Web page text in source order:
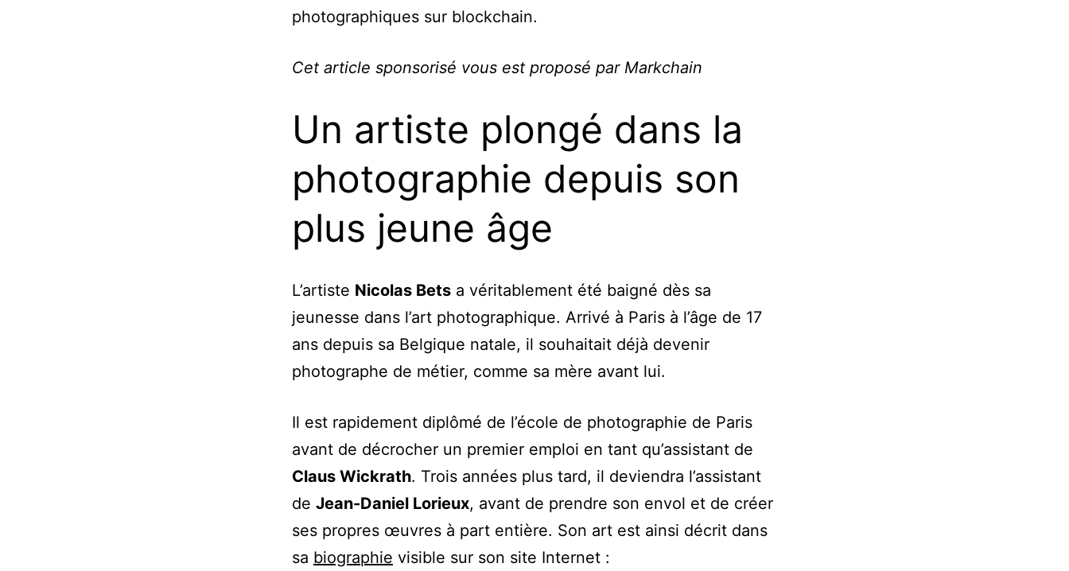
photographiques sur blockchain.
Cet article sponsorisé vous est proposé par Markchain
Un artiste plongé dans la
photographie depuis son
plus jeune âge
L’artiste Nicolas Bets a véritablement été baigné dès sa
jeunesse dans l’art photographique. Arrivé à Paris à l’âge de 17
ans depuis sa Belgique natale, il souhaitait déjà devenir
photographe de métier, comme sa mère avant lui.
Il est rapidement diplômé de l’école de photographie de Paris
avant de décrocher un premier emploi en tant qu’assistant de
Claus Wickrath. Trois années plus tard, il deviendra l’assistant
de Jean-Daniel Lorieux, avant de prendre son envol et de créer
ses propres œuvres à part entière. Son art est ainsi décrit dans
sa biographie visible sur son site Internet :